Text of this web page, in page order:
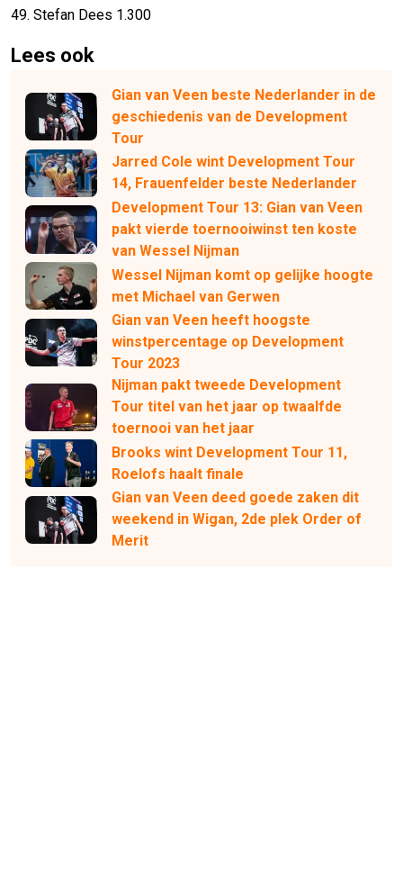
49. Stefan Dees 1.300
Lees ook
Gian van Veen beste Nederlander in de
geschiedenis van de Development
Tour
Jarred Cole wint Development Tour
14, Frauenfelder beste Nederlander
Development Tour 13: Gian van Veen
pakt vierde toernooiwinst ten koste
van Wessel Nijman
Wessel Nijman komt op gelijke hoogte
met Michael van Gerwen
Gian van Veen heeft hoogste
winstpercentage op Development
Tour 2023
Nijman pakt tweede Development
Tour titel van het jaar op twaalfde
toernooi van het jaar
Brooks wint Development Tour 11,
Roelofs haalt finale
Gian van Veen deed goede zaken dit
weekend in Wigan, 2de plek Order of
Merit